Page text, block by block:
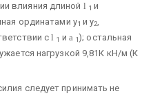
влияния длиной l 1 и
ординатами у1 и у2,
сl 1 и a 1 ); остальная
нагрузкой 9,81К кН/м (К
следует принимать не